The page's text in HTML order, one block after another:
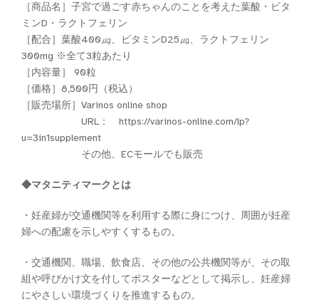
［商品名］子宮で過ごす赤ちゃんのことを考えた葉酸・ビタ
ミンD・ラクトフェリン
［配合］葉酸400㎍、ビタミンD25㎍、ラクトフェリン
300mg ※全て3粒あたり
［内容量］ 90粒
［価格］8,500円（税込）
［販売場所］Varinos online shop
URL： https://varinos-online.com/lp?
u=3in1supplement
その他、ECモールでも販売
◆マタニティマークとは
・妊産婦が交通機関等を利用する際に身につけ、周囲が妊産
婦への配慮を示しやすくするもの。
・交通機関、職場、飲食店、その他の公共機関等が、その取
組や呼びかけ文を付してポスターなどとして掲示し、妊産婦
にやさしい環境づくりを推進するもの。